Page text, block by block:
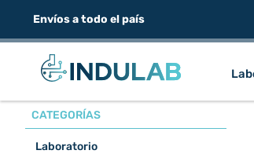
Envíos a todo el país
CATEGORÍAS
Laboratorio